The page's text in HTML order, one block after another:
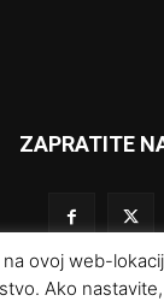
ZAPRATITE
ovoj web-
Ako